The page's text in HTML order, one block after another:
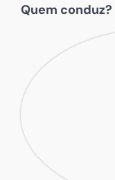
Quem conduz?